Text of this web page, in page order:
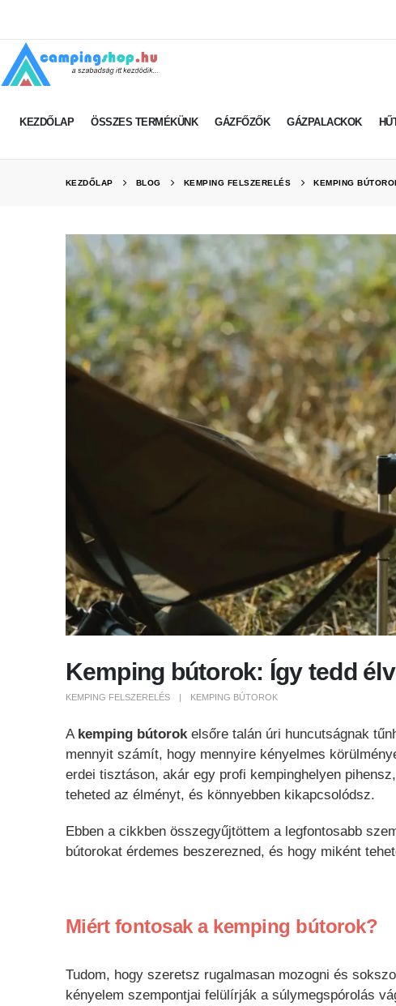
KEZDŐLAP ÖSSZES TERMÉKÜNK GÁZFŐZŐK GÁZPALACKOK
KEZDŐLAP BLOG KEMPING FELSZERELÉS KEMPING
Kemping bútorok: Így tedd
KEMPING FELSZERELÉS KEMPING BÚTOROK
A kemping bútorokelsőre talán úri huncutságnak
mennyit számít, hogy mennyire kényelmes
erdei tisztáson, akár egy profi kempinghelyen
teheted az élményt, és könnyebben kikapcsolódsz.
Ebben a cikkben összegyűjtöttem a legfontosabb
bútorokat érdemes beszerezned, és hogy miként
Miért fontosak a kemping bútorok?
Tudom, hogy szeretsz rugalmasan mozogni és
kényelem szempontjai felülírják a súlymegspórolás